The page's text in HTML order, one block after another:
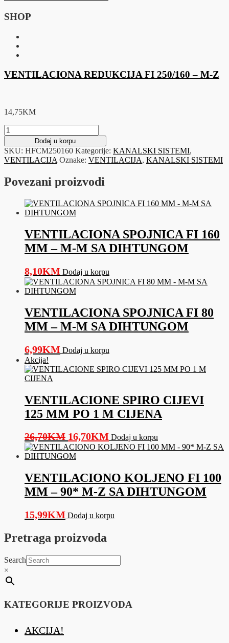
SHOP
VENTILACIONA REDUKCIJA FI 250/160 – M-Z
14,75KM
VENTILACIONA
REDUKCIJA
FI
250/160
-
Z
Dodaj u korpu
SKU: HFCM250160 Kategorije: KANALSKI SISTEMI,
VENTILACIJA Oznake: VENTILACIJA, KANALSKI SISTEMI
Povezani proizvodi
VENTILACIONA SPOJNICA FI 160
MM – M-M SA DIHTUNGOM
8,10KM Dodaj u korpu
VENTILACIONA SPOJNICA FI 80
MM – M-M SA DIHTUNGOM
6,99KM Dodaj u korpu
Akcija!
VENTILACIONE SPIRO CIJEVI
125 MM PO 1 M CIJENA
26,70KM Original
price
was:
26,70KM.
16,70KMCurrent
price
16,70KM.
Dodaj u korpu
VENTILACIONO KOLJENO FI 100
MM – 90* M-Z SA DIHTUNGOM
15,99KM Dodaj u korpu
Pretraga proizvoda
Search
×
KATEGORIJE PROIZVODA
AKCIJA!